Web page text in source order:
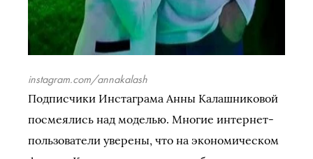
instagram.com/annakalash
Подписчики Инстаграма Анны Калашниковой
посмеялись над моделью. Многие интернет-
пользователи уверены, что на экономическом